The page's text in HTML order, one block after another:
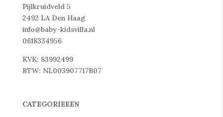
Pijlkruidveld 5
2492 LA Den Haag
info@baby-kidsvilla.nl
0618334956
KVK: 83992499
BTW: NL003907717B07
CATEGORIEEEN